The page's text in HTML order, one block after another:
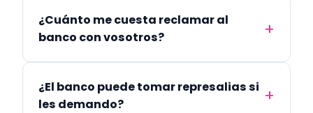
¿Cuánto me cuesta reclamar al
banco con vosotros?
¿El banco puede tomar represalias si
les demando?